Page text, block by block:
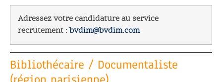
Adressez votre candidature au service
recrutement : bvdim@bvdim.com
Bibliothécaire / Documentaliste